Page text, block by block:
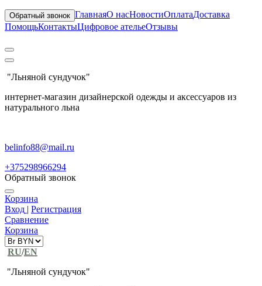
Обратный звонок ГлавнаяО насНовостиОплатаДоставка
ПомощьКонтактыЦифровое ательеОтзывы
"Льняной сундучок"
интернет-магазин дизайнерской одежды и аксессуаров из
натурального льна
belinfo88@mail.ru
+375298966294
Обратный звонок
Корзина
Вход | Регистрация
Сравнение
Корзина
RU/EN
"Льняной сундучок"